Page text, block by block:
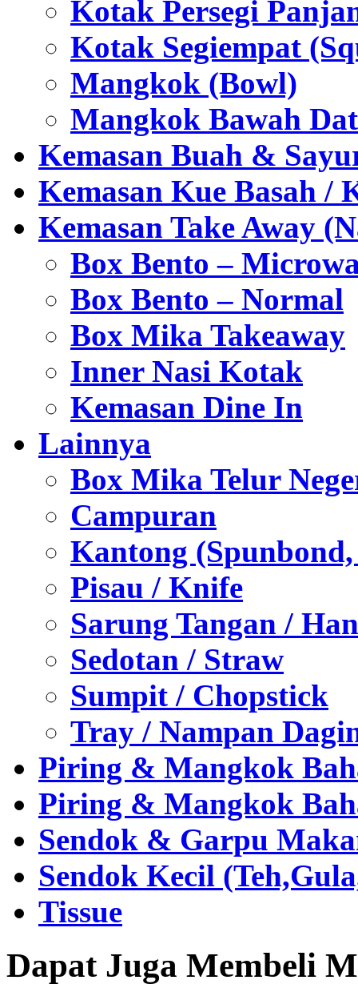
Kotak Persegi
Kotak Segiempat
Mangkok (Bowl)
Mangkok Bawah
Kemasan Buah &
Kemasan Kue Basah /
Kemasan Take Away
Box Bento –
Box Bento – Normal
Box Mika Takeaway
Inner Nasi Kotak
Kemasan Dine In
Lainnya
Box Mika Telur
Campuran
Kantong
Pisau / Knife
Sarung Tangan /
Sedotan / Straw
Sumpit / Chopstick
Tray / Nampan
Piring & Mangkok
Piring & Mangkok
Sendok & Garpu
Sendok Kecil
Tissue
Dapat Juga Membeli